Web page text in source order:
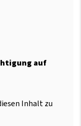
auf
Inhalt zu